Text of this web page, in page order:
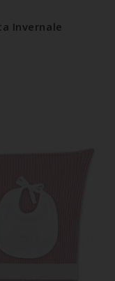
Invernale